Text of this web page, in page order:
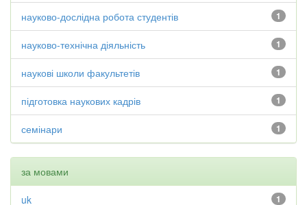
1
науково-дослідна робота студентів
1
науково-технічна діяльність
1
наукові школи факультетів
1
підготовка наукових кадрів
1
семінари
за мовами
1
uk